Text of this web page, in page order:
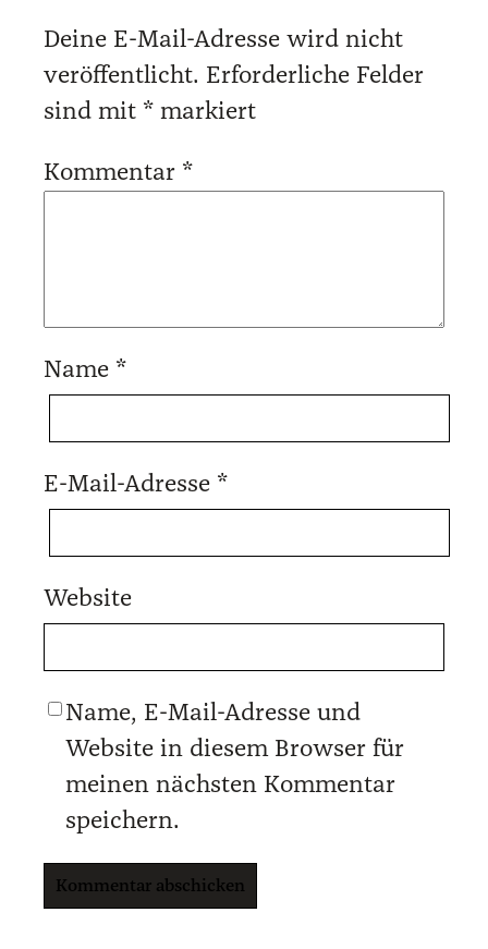
Deine E-Mail-Adresse wird nicht
veröffentlicht. Erforderliche Felder
sind mit * markiert
Kommentar *
Name *
E-Mail-Adresse *
Website
Name, E-Mail-Adresse und
Website in diesem Browser für
meinen nächsten Kommentar
speichern.